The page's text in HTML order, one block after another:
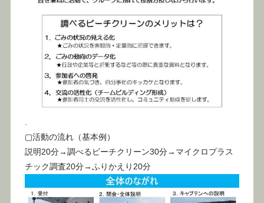
▢活動の流れ（基本例）
説明20分→調べるビーチクリーン30分→マイクロプラス
チック調査20分→ふりかえり20分